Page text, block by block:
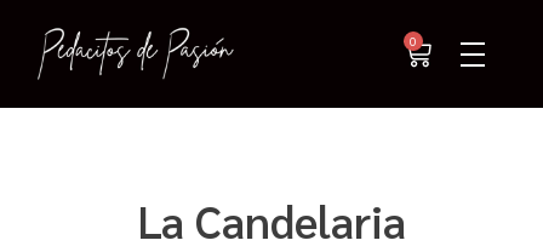
0
La Candelaria